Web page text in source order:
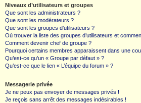
Niveaux d’utilisateurs et groupes
Que sont les administrateurs ?
Que sont les modérateurs ?
Que sont les groupes d’utilisateurs ?
Où trouver la liste des groupes d’utilisateurs et
Comment devenir chef de groupe ?
Pourquoi certains membres apparaissent dans une
Qu’est-ce qu’un « Groupe par défaut » ?
Qu’est-ce que le lien « L’équipe du forum » ?
Messagerie privée
Je ne peux pas envoyer de messages privés !
Je reçois sans arrêt des messages indésirables !